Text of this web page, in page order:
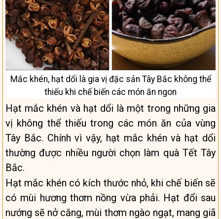
Mắc khén, hạt dổi là gia vị đặc sản Tây Bắc không thể
thiếu khi chế biến các món ăn ngon
Hạt mắc khén và hạt dổi là một trong những gia
vị không thể thiếu trong các món ăn của vùng
Tây Bắc. Chính vì vậy, hạt mắc khén và hạt dổi
thường được nhiều người chọn làm quà Tết Tây
Bắc.
Hạt mắc khén có kích thước nhỏ, khi chế biến sẽ
có mùi hương thơm nồng vừa phải. Hạt đổi sau
nướng sẽ nở căng, mùi thơm ngào ngạt, mang giã